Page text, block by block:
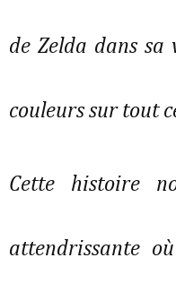
de Zelda dans
couleurs sur tout
Cette histoire
attendrissante